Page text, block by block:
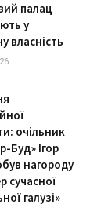
палац
у
власність
очільник
Буд» Ігор
нагороду
сучасної
галузі»